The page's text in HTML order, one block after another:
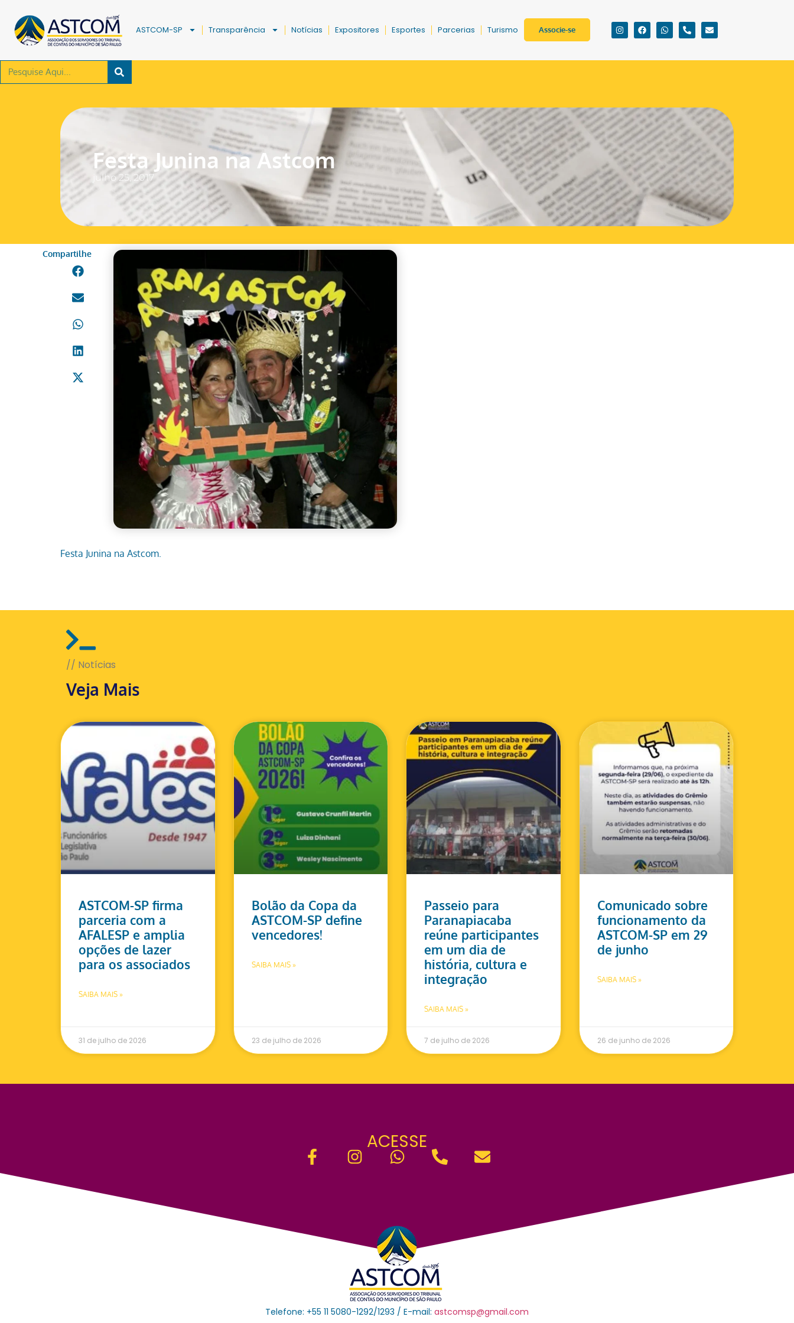
ASTCOM-SP Transparência Notícias Expositores Esportes Parcerias Turismo Associe-se
Festa Junina na Astcom
julho 25, 2017
Compartilhe
Festa Junina na Astcom.
// Notícias
Veja Mais
ASTCOM-SP firma
parceria com a
AFALESP e amplia
opções de lazer
para os associados
SAIBA MAIS »
31 de julho de 2026
Bolão da Copa da
ASTCOM-SP define
vencedores!
SAIBA MAIS »
23 de julho de 2026
Passeio para
Paranapiacaba
reúne participantes
em um dia de
história, cultura e
integração
SAIBA MAIS »
7 de julho de 2026
Comunicado sobre
funcionamento da
ASTCOM-SP em 29
de junho
SAIBA MAIS »
26 de junho de 2026
ACESSE
Telefone: +55 11 5080-1292/1293 / E-mail: astcomsp@gmail.com